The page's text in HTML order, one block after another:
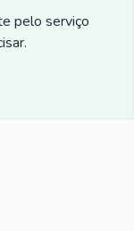
pelo serviço